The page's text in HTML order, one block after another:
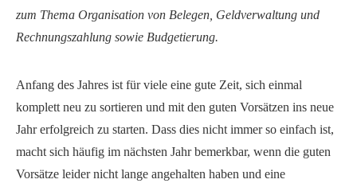
zum Thema Organisation von Belegen, Geldverwaltung und
Rechnungszahlung sowie Budgetierung.
Anfang des Jahres ist für viele eine gute Zeit, sich einmal
komplett neu zu sortieren und mit den guten Vorsätzen ins neue
Jahr erfolgreich zu starten. Dass dies nicht immer so einfach ist,
macht sich häufig im nächsten Jahr bemerkbar, wenn die guten
Vorsätze leider nicht lange angehalten haben und eine